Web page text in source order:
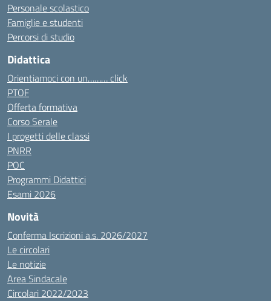
Personale scolastico
Famiglie e studenti
Percorsi di studio
Didattica
Orientiamoci con un……… click
PTOF
Offerta formativa
Corso Serale
I progetti delle classi
PNRR
POC
Programmi Didattici
Esami 2026
Novità
Conferma Iscrizioni a.s. 2026/2027
Le circolari
Le notizie
Area Sindacale
Circolari 2022/2023